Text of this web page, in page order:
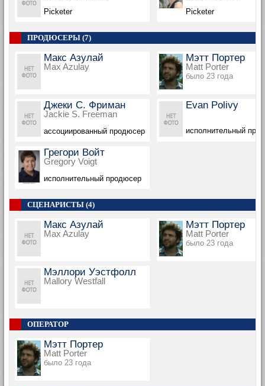
Picketer Picketer
ПРОДЮСЕРЫ (7)
Макс Азулай
Max Azulay
Мэтт Портер
Matt Porter
было 23 года
Джеки С. Фриман
Jackie S. Freeman
ассоциированный продюсер
Evan Polivy
исполнительный
Грегори Войт
Gregory Voigt
исполнительный продюсер
СЦЕНАРИСТЫ (4)
Макс Азулай
Max Azulay
Мэтт Портер
Matt Porter
было 23 года
Мэллори Уэстфолл
Mallory Westfall
ОПЕРАТОР
Мэтт Портер
Matt Porter
было 23 года